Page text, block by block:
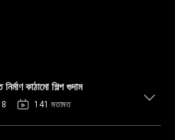
কাঠামো শিল্প গুদাম
141 মতামত